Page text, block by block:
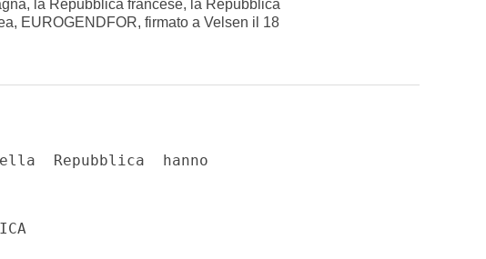
la Repubblica francese, la Repubblica
EUROGENDFOR, firmato a Velsen il 18